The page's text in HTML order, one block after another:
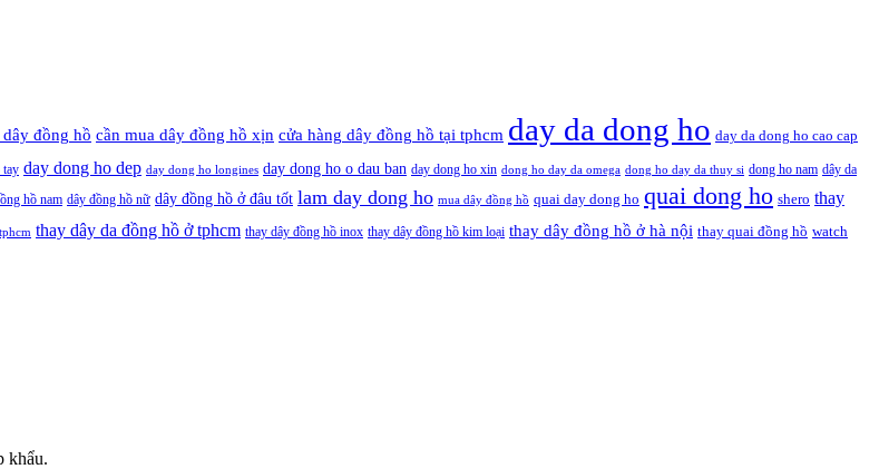
đồng hồ cần mua dây đồng hồ xịn cửa hàng dây đồng hồ tại tphcm day da dong ho day da dong ho cao cap
tay day dong ho dep day dong ho longines day dong ho o dau ban day dong ho xin dong ho day da omega dong ho day da thuy si dong ho nam dây da
hồ nam dây đồng hồ nữ dây đồng hồ ở đâu tốt lam day dong ho mua dây đồng hồ quai day dong ho quai dong ho shero thay
thay dây da đồng hồ ở tphcm thay dây đồng hồ inox thay dây đồng hồ kim loại thay dây đồng hồ ở hà nội thay quai đồng hồ watch
khẩu.